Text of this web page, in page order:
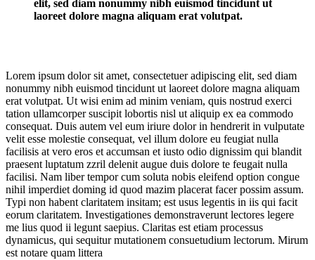
elit, sed diam nonummy nibh euismod tincidunt ut
laoreet dolore magna aliquam erat volutpat.
Lorem ipsum dolor sit amet, consectetuer adipiscing elit, sed diam
nonummy nibh euismod tincidunt ut laoreet dolore magna aliquam
erat volutpat. Ut wisi enim ad minim veniam, quis nostrud exerci
tation ullamcorper suscipit lobortis nisl ut aliquip ex ea commodo
consequat. Duis autem vel eum iriure dolor in hendrerit in vulputate
velit esse molestie consequat, vel illum dolore eu feugiat nulla
facilisis at vero eros et accumsan et iusto odio dignissim qui blandit
praesent luptatum zzril delenit augue duis dolore te feugait nulla
facilisi. Nam liber tempor cum soluta nobis eleifend option congue
nihil imperdiet doming id quod mazim placerat facer possim assum.
Typi non habent claritatem insitam; est usus legentis in iis qui facit
eorum claritatem. Investigationes demonstraverunt lectores legere
me lius quod ii legunt saepius. Claritas est etiam processus
dynamicus, qui sequitur mutationem consuetudium lectorum. Mirum
est notare quam littera